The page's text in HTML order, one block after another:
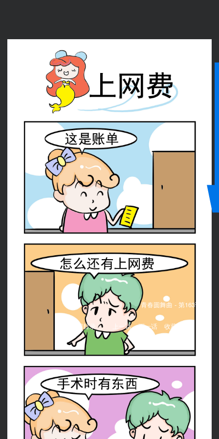
青春圆舞曲 - 第163话：
返回目录 上一话 下一话 收藏漫画